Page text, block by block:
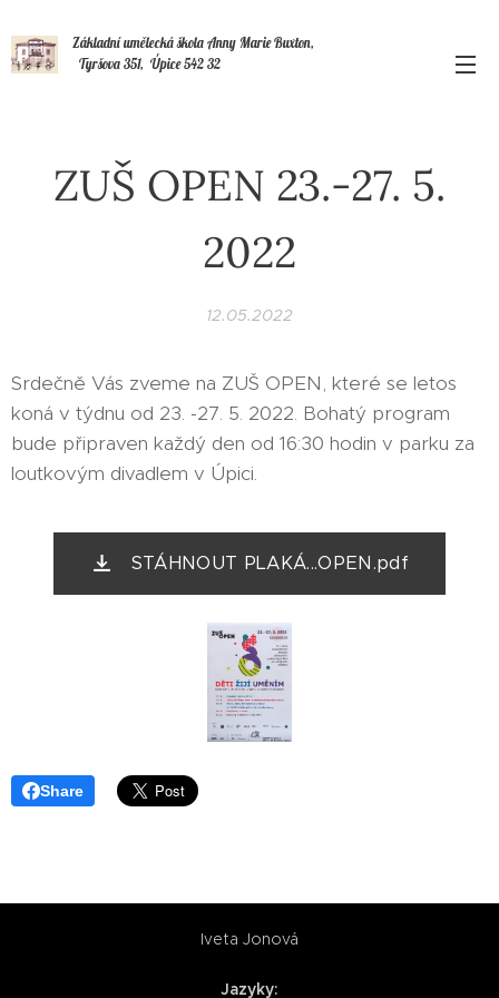
Základní umělecká škola Anny Marie Buxton,
Tyršova 351, Úpice 542 32
ZUŠ OPEN 23.-27. 5.
2022
12.05.2022
Srdečně Vás zveme na ZUŠ OPEN, které se letos
koná v týdnu od 23. -27. 5. 2022. Bohatý program
bude připraven každý den od 16:30 hodin v parku za
loutkovým divadlem v Úpici.
STÁHNOUT PLAKÁ...OPEN.pdf
Share
Iveta Jonová
Jazyky